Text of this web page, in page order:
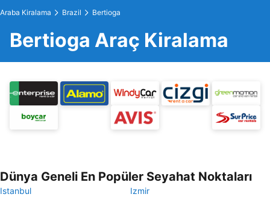
Araba Kiralama Brazil Bertioga
Bertioga Araç Kiralama
Dünya Geneli En Popüler Seyahat Noktaları
Istanbul
Izmir